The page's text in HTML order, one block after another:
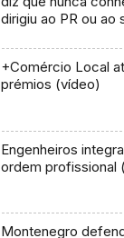
dirigiu ao PR ou ao
+Comércio Local
prémios (vídeo)
Engenheiros
ordem profissional
Montenegro